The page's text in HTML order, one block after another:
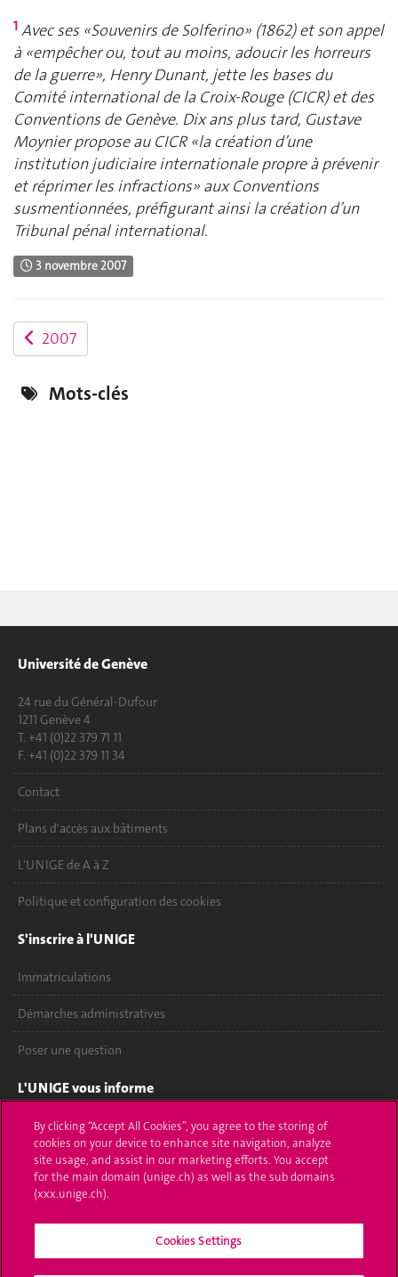
1 Avec ses «Souvenirs de Solferino» (1862) et son appel
à «empêcher ou, tout au moins, adoucir les horreurs
de la guerre», Henry Dunant, jette les bases du
Comité international de la Croix-Rouge (CICR) et des
Conventions de Genève. Dix ans plus tard, Gustave
Moynier propose au CICR «la création d’une
institution judiciaire internationale propre à prévenir
et réprimer les infractions» aux Conventions
susmentionnées, préfigurant ainsi la création d’un
Tribunal pénal international.
3 novembre 2007
2007
Mots-clés
Université de Genève
24 rue du Général-Dufour
1211 Genève 4
T. +41 (0)22 379 71 11
F. +41 (0)22 379 11 34
Contact
Plans d'accès aux bâtiments
L'UNIGE de A à Z
Politique et configuration des cookies
S'inscrire à l'UNIGE
Immatriculations
Démarches administratives
Poser une question
L'UNIGE vous informe
UNIGE Mobile
Médias
Offres d'emploi
Calendrier académique
By clicking “Accept All Cookies”, you agree to the storing of
cookies on your device to enhance site navigation, analyze
site usage, and assist in our marketing efforts. You accept
for the main domain (unige.ch) as well as the sub domains
(xxx.unige.ch).
Cookies Settings